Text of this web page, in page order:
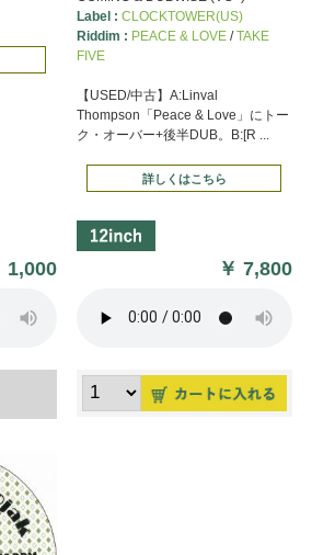
1,000
Label : CLOCKTOWER(US)
Riddim : PEACE & LOVE/TAKE
FIVE
【USED/中古】A:Linval
Thompson「Peace & Love」にトー
ク・オーバー+後半DUB。B:[R ...
詳しくはこちら
￥7,800